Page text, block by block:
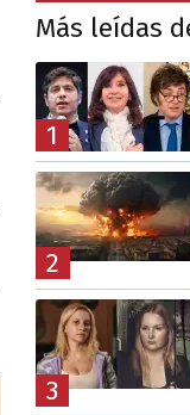
Más leídas
1
2
3